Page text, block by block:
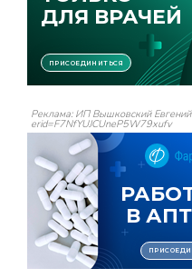
Реклама: ИП Вышковский
erid=F7NfYUJCUneP5W79xufv